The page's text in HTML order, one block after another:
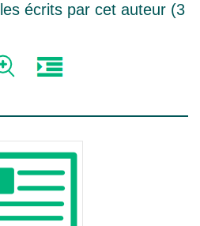
écrits par cet auteur (3